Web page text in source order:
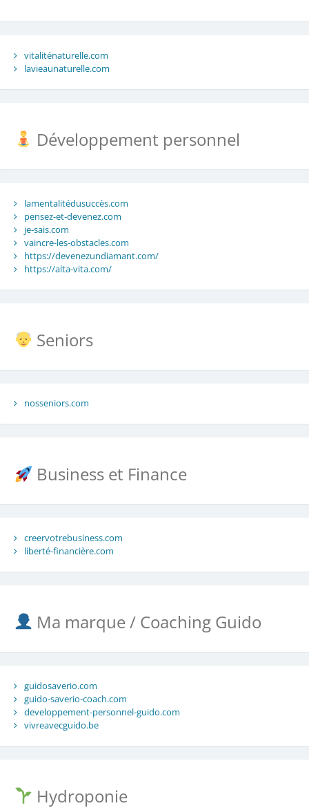
vitaliténaturelle.com
lavieaunaturelle.com
Développement personnel
lamentalitédusuccès.com
pensez-et-devenez.com
je-sais.com
vaincre-les-obstacles.com
https://devenezundiamant.com/
https://alta-vita.com/
Seniors
nosseniors.com
Business et Finance
creervotrebusiness.com
liberté-financière.com
Ma marque / Coaching Guido
guidosaverio.com
guido-saverio-coach.com
developpement-personnel-guido.com
vivreavecguido.be
Hydroponie